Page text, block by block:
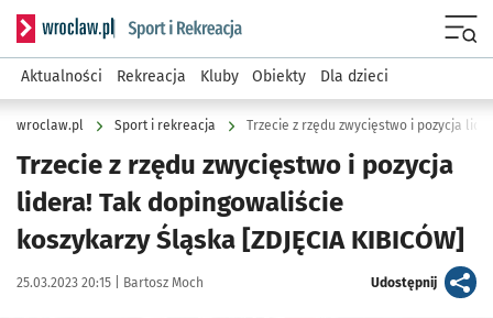
Serwis informacyjny wroclaw.pl podserwis: Sport i rekreacja
Aktualności Rekreacja Kluby Obiekty Dla dzieci
wroclaw.pl Sport i rekreacja
Trzecie z rzędu zwycięstwo i pozycja
lidera! Tak dopingowaliście
koszykarzy Śląska [ZDJĘCIA KIBICÓW]
Data publikacji:
25.03.2023 20:15 | Autor:
Bartosz Moch Udostępnijartykuł